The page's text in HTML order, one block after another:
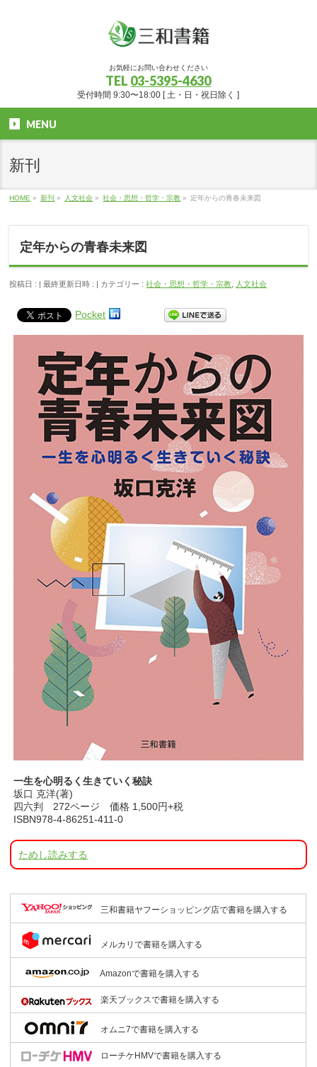
お気軽にお問い合わせください
TEL 03-5395-4630
受付時間 9:30〜18:00 [ 土・日・祝日除く ]
MENU
新刊
HOME » 新刊 » 人文社会 » 社会・思想・哲学・宗教 » 定年からの青春未来図
定年からの青春未来図
投稿日 : 最終更新日時 : カテゴリー :社会・思想・哲学・宗教 人文社会
Pocket
一生を心明るく生きていく秘訣
坂口 克洋(著)
四六判 272ページ 価格 1,500円+税
ISBN978-4-86251-411-0
ためし読みする
三和書籍ヤフーショッピング店で書籍を購入する
メルカリで書籍を購入する
Amazonで書籍を購入する
楽天ブックスで書籍を購入する
オムニ7で書籍を購入する
ローチケHMVで書籍を購入する